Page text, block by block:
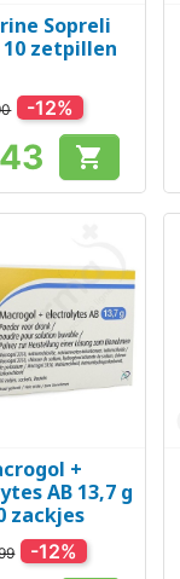
bekijken
Sopreli
10 zetpillen
-12%
Prijs 
bekijken
+
AB 13,7 g
zackjes
-12%